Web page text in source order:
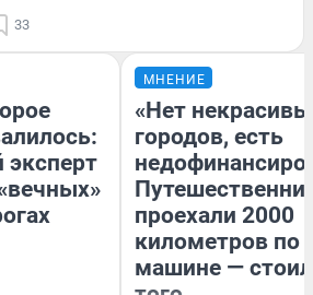
33
эксперт
МНЕНИЕ
«Нет
городов, есть
проехали 2000
километров по
машине —